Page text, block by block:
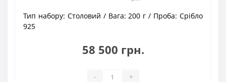
Тип набору: Столовий Вага: 200 г Проба: Срібло
925
58 500 грн.
- +